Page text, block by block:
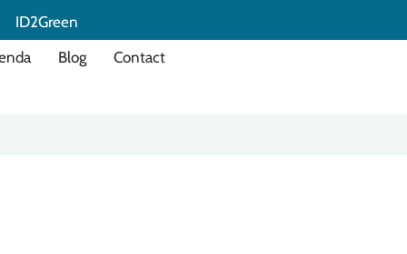
ID2Green
Blog Contact